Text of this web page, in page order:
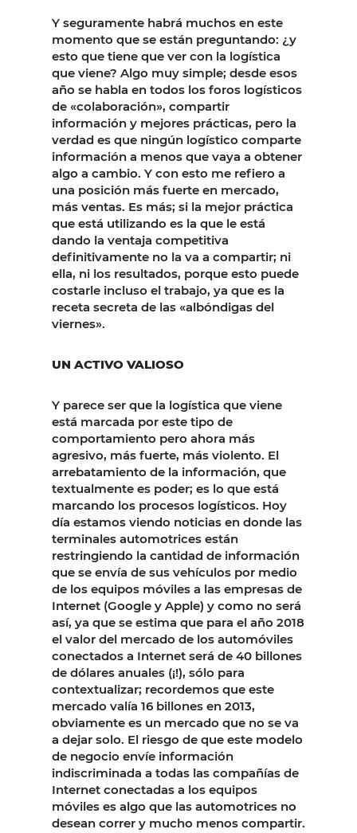
Y seguramente habrá muchos en este
momento que se están preguntando: ¿y
esto que tiene que ver con la logística
que viene? Algo muy simple; desde esos
año se habla en todos los foros logísticos
de «colaboración», compartir
información y mejores prácticas, pero la
verdad es que ningún logístico comparte
información a menos que vaya a obtener
algo a cambio. Y con esto me refiero a
una posición más fuerte en mercado,
más ventas. Es más; si la mejor práctica
que está utilizando es la que le está
dando la ventaja competitiva
definitivamente no la va a compartir; ni
ella, ni los resultados, porque esto puede
costarle incluso el trabajo, ya que es la
receta secreta de las «albóndigas del
viernes».
UN ACTIVO VALIOSO
Y parece ser que la logística que viene
está marcada por este tipo de
comportamiento pero ahora más
agresivo, más fuerte, más violento. El
arrebatamiento de la información, que
textualmente es poder; es lo que está
marcando los procesos logísticos. Hoy
día estamos viendo noticias en donde las
terminales automotrices están
restringiendo la cantidad de información
que se envía de sus vehículos por medio
de los equipos móviles a las empresas de
Internet (Google y Apple) y como no será
así, ya que se estima que para el año 2018
el valor del mercado de los automóviles
conectados a Internet será de 40 billones
de dólares anuales (¡!), sólo para
contextualizar; recordemos que este
mercado valía 16 billones en 2013,
obviamente es un mercado que no se va
a dejar solo. El riesgo de que este modelo
de negocio envíe información
indiscriminada a todas las compañías de
Internet conectadas a los equipos
móviles es algo que las automotrices no
desean correr y mucho menos compartir.